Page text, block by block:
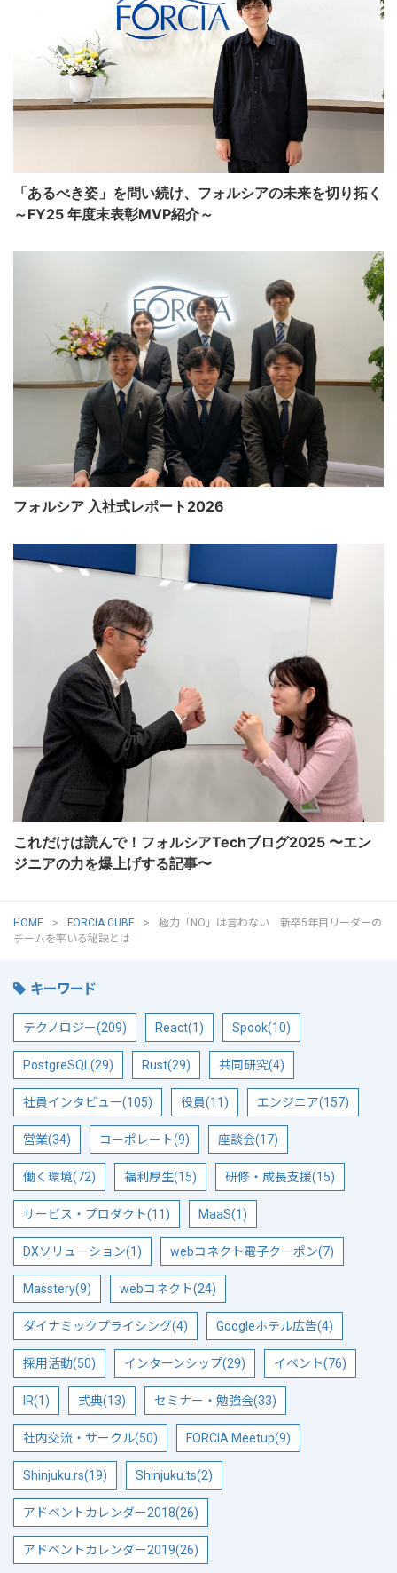
「あるべき姿」を問い続け、フォルシアの未来を切り拓く
～FY25 年度末表彰MVP紹介～
フォルシア 入社式レポート2026
これだけは読んで！フォルシアTechブログ2025 〜エン
ジニアの力を爆上げする記事〜
HOME FORCIA CUBE
極力「NO」は言わない 新卒5年目リーダーの
チームを率いる秘訣とは
キーワード
テクノロジー(209) React(1) Spook(10)
PostgreSQL(29) Rust(29) 共同研究(4)
社員インタビュー(105) 役員(11) エンジニア(157)
営業(34) コーポレート(9) 座談会(17)
働く環境(72) 福利厚生(15) 研修・成長支援(15)
サービス・プロダクト(11) MaaS(1)
DXソリューション(1) webコネクト電子クーポン(7)
Masstery(9) webコネクト(24)
ダイナミックプライシング(4) Googleホテル広告(4)
採用活動(50) インターンシップ(29) イベント(76)
IR(1) 式典(13) セミナー・勉強会(33)
社内交流・サークル(50) FORCIA Meetup(9)
Shinjuku.rs(19) Shinjuku.ts(2)
アドベントカレンダー2018(26)
アドベントカレンダー2019(26)